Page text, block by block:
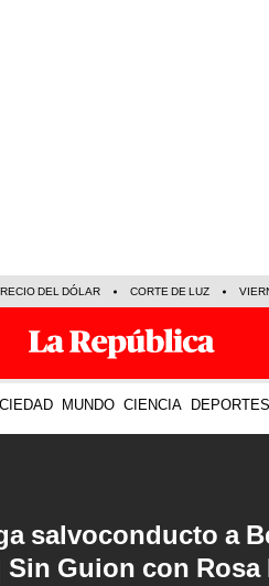
DEL DÓLAR CORTE DE LUZ
MUNDO CIENCIA DEPORTES
salvoconducto a
Sin Guion con Rosa